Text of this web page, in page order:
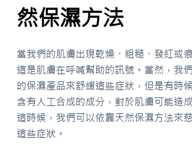
然保濕方法
當我們的肌膚出現乾燥、粗糙、發紅或
這是肌膚在呼喊幫助的訊號。當然，我
的保濕產品來舒緩這些症狀，但是有時
含有人工合成的成分，對於肌膚可能造
這時候，我們可以依靠天然保濕方法來
這些症狀。